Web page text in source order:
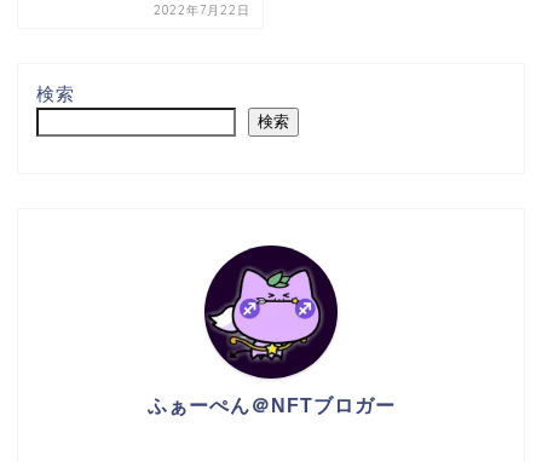
2022年7月22日
検索
検索
ふぁーぺん＠NFTブロガー